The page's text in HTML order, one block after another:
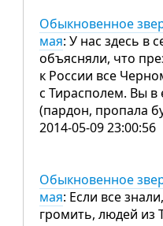
Обыкновенное
мая: У нас здесь в
объясняли, что
к России все
с Тирасполем. Вы
(пардон, пропала
2014-05-09 23:00:56
Обыкновенное
мая: Если все
громить, людей